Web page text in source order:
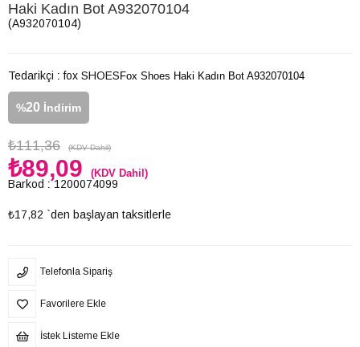
Haki Kadın Bot A932070104
(A932070104)
Tedarikçi : fox SHOES
%20 İndirim
₺111,36 (KDV Dahil)
₺89,09 (KDV Dahil)
Barkod : 1200074099
₺17,82 `den başlayan taksitlerle
Fox Shoes Haki Kadın Bot A932070104
Telefonla Sipariş
Favorilere Ekle
İstek Listeme Ekle